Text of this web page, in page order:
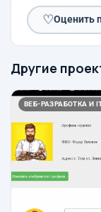
♡Оценить
Другие
ВЕБ-РАЗРАБОТКА И